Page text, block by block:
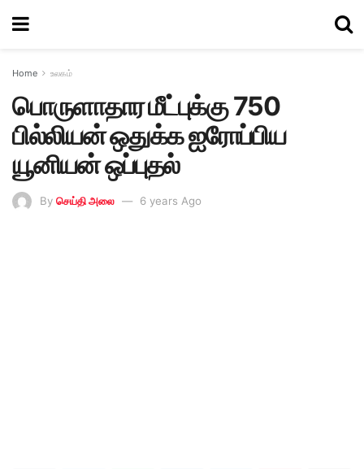
Home உலகம்
பொருளாதார மீட்புக்கு 750
பில்லியன் ஒதுக்க ஐரோப்பிய
யூனியன் ஒப்புதல்
By செய்தி அலை 6 years Ago